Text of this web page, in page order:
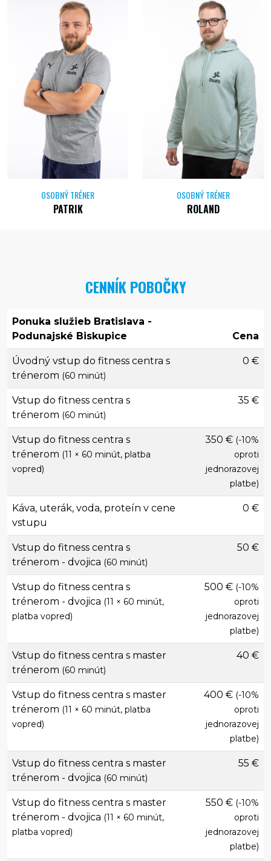
OSOBNÝ TRÉNER
PATRIK
OSOBNÝ TRÉNER
ROLAND
CENNÍK POBOČKY
Ponuka služieb Bratislava -
Podunajské Biskupice
Cena
Úvodný vstup do fitness centra s
trénerom (60 minút)
0 €
Vstup do fitness centra s
trénerom (60 minút)
35 €
Vstup do fitness centra s
trénerom (11 × 60 minút, platba
vopred)
350 € (-10%
oproti
jednorazovej
platbe)
Káva, uterák, voda, proteín v cene
vstupu
0 €
Vstup do fitness centra s
trénerom - dvojica (60 minút)
50 €
Vstup do fitness centra s
trénerom - dvojica (11 × 60 minút,
platba vopred)
500 € (-10%
oproti
jednorazovej
platbe)
Vstup do fitness centra s master
trénerom (60 minút)
40 €
Vstup do fitness centra s master
trénerom (11 × 60 minút, platba
vopred)
400 € (-10%
oproti
jednorazovej
platbe)
Vstup do fitness centra s master
trénerom - dvojica (60 minút)
55 €
Vstup do fitness centra s master
trénerom - dvojica (11 × 60 minút,
platba vopred)
550 € (-10%
oproti
jednorazovej
platbe)